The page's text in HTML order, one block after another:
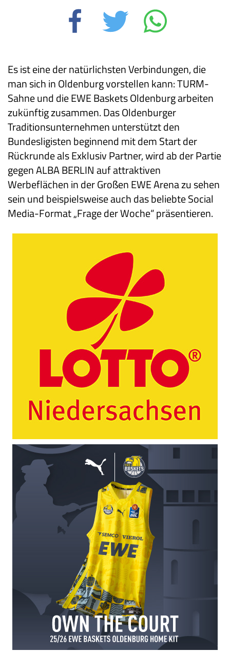
Es ist eine der natürlichsten Verbindungen, die
man sich in Oldenburg vorstellen kann: TURM-
Sahne und die EWE Baskets Oldenburg arbeiten
zukünftig zusammen. Das Oldenburger
Traditionsunternehmen unterstützt den
Bundesligisten beginnend mit dem Start der
Rückrunde als Exklusiv Partner, wird ab der Partie
gegen ALBA BERLIN auf attraktiven
Werbeflächen in der Großen EWE Arena zu sehen
sein und beispielsweise auch das beliebte Social
Media-Format „Frage der Woche“ präsentieren.